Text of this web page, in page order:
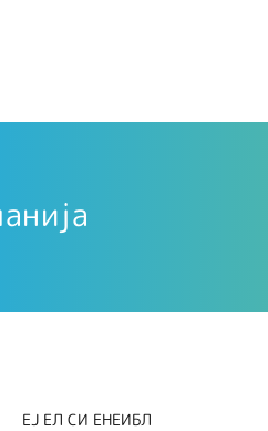
ЕЈ ЕЛ СИ ЕНЕИБЛ